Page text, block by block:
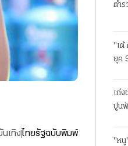
นเทิงไทยรัฐฉบับพิมพ์
ตำร
"เต้
ยุค
เก๋
ปูนพั
"หนู